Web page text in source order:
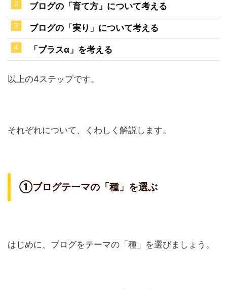
ブログの「育て方」について考える
ブログの「実り」について考える
「プラスα」を考える
以上の4ステップです。
それぞれについて、くわしく解説します。
①ブログテーマの「種」を選ぶ
はじめに、ブログをテーマの「種」を選びましょう。